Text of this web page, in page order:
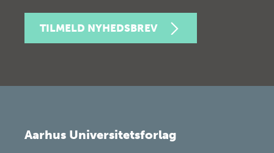
TILMELD NYHEDSBREV
Aarhus Universitetsforlag